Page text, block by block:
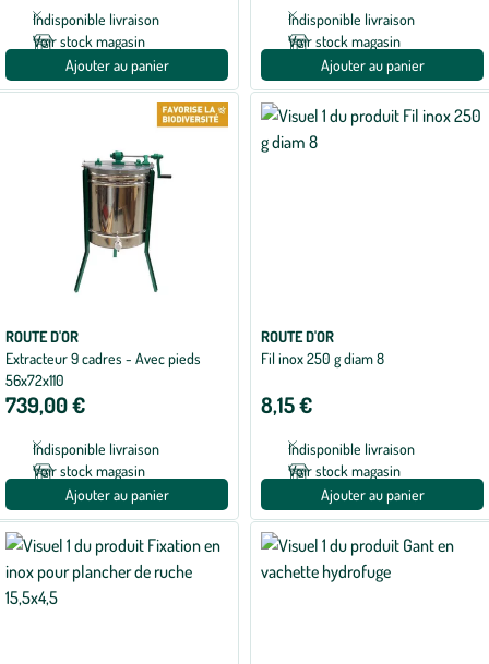
Indisponible livraison
Voir stock magasin
Ajouter au panier
Indisponible livraison
Voir stock magasin
Ajouter au panier
ROUTE D'OR
Extracteur 9 cadres - Avec pieds
56x72x110
739,00 €
Indisponible livraison
Voir stock magasin
Ajouter au panier
ROUTE D'OR
Fil inox 250 g diam 8
8,15 €
Indisponible livraison
Voir stock magasin
Ajouter au panier